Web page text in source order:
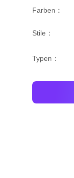
Farben：
Stile：
Typen：